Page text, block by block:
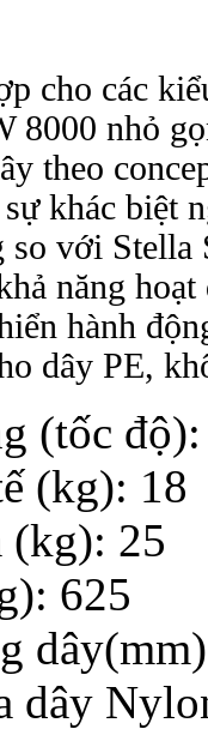
cho các
8000 nhỏ
theo
sự khác
với
năng
hành
dây PE,
(tốc
(kg): 18
(kg): 25
625
dây